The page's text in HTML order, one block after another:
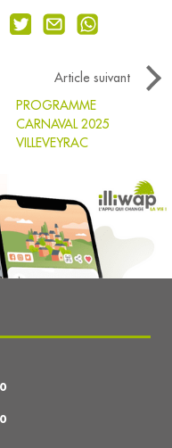
Article suivant
PROGRAMME
CARNAVAL 2025
VILLEVEYRAC